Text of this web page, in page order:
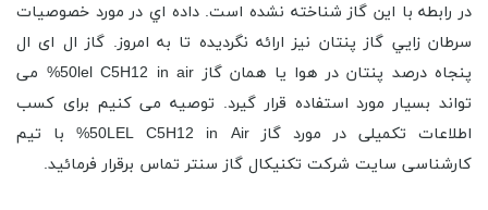
در رابطه با این گاز شناخته نشده است. داده اي در مورد خصوصيات
سرطان زايي گاز پنتان نیز ارائه نگردیده تا به امروز. گاز ال ای ال
پنجاه درصد پنتان در هوا یا همان گاز 50lel C5H12 in air% می
تواند بسیار مورد استفاده قرار گیرد. توصیه می کنیم برای کسب
اطلاعات تکمیلی در مورد گاز 50LEL C5H12 in Air% با تیم
کارشناسی سایت شرکت تکنیکال گاز سنتر تماس برقرار فرمائید.